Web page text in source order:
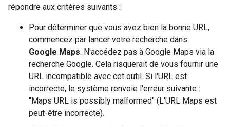
répondre aux critères suivants :
Pour déterminer que vous avez bien la bonne URL,
commencez par lancer votre recherche dans
Google Maps. N'accédez pas à Google Maps via la
recherche Google. Cela risquerait de vous fournir une
URL incompatible avec cet outil. Si l'URL est
incorrecte, le système renvoie l'erreur suivante :
"Maps URL is possibly malformed" (L'URL Maps est
peut-être incorrecte).